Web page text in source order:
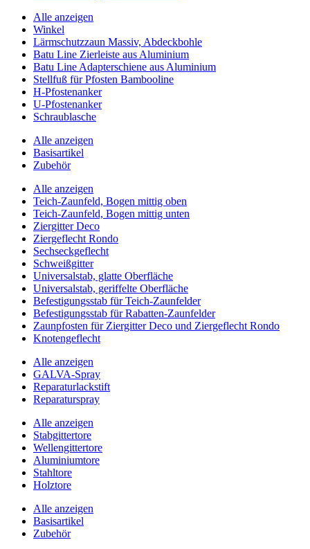
Alle anzeigen
Winkel
Lärmschutzzaun Massiv, Abdeckbohle
Batu Line Zierleiste aus Aluminium
Batu Line Adapterschiene aus Aluminium
Stellfuß für Pfosten Bambooline
H-Pfostenanker
U-Pfostenanker
Schraublasche
Alle anzeigen
Basisartikel
Zubehör
Alle anzeigen
Teich-Zaunfeld, Bogen mittig oben
Teich-Zaunfeld, Bogen mittig unten
Ziergitter Deco
Ziergeflecht Rondo
Sechseckgeflecht
Schweißgitter
Universalstab, glatte Oberfläche
Universalstab, geriffelte Oberfläche
Befestigungsstab für Teich-Zaunfelder
Befestigungsstab für Rabatten-Zaunfelder
Zaunpfosten für Ziergitter Deco und Ziergeflecht Rondo
Knotengeflecht
Alle anzeigen
GALVA-Spray
Reparaturlackstift
Reparaturspray
Alle anzeigen
Stabgittertore
Wellengittertore
Aluminiumtore
Stahltore
Holztore
Alle anzeigen
Basisartikel
Zubehör